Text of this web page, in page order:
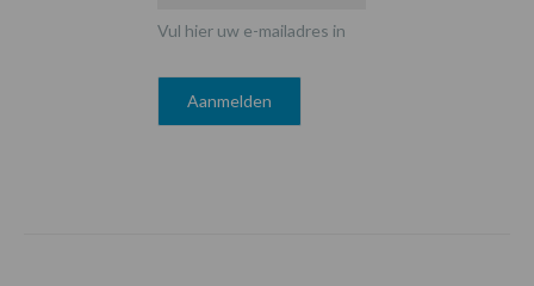
Vul hier uw e-mailadres in